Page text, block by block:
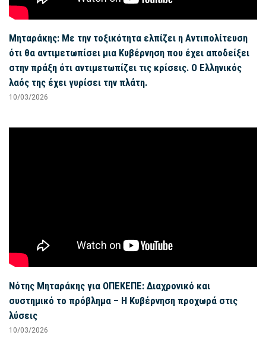
Μηταράκης: Με την τοξικότητα ελπίζει η Αντιπολίτευση
ότι θα αντιμετωπίσει μια Κυβέρνηση που έχει αποδείξει
στην πράξη ότι αντιμετωπίζει τις κρίσεις. Ο Ελληνικός
λαός της έχει γυρίσει την πλάτη.
10/03/2026
Νότης Μηταράκης για ΟΠΕΚΕΠΕ: Διαχρονικό και
συστημικό το πρόβλημα – Η Κυβέρνηση προχωρά στις
λύσεις
10/03/2026